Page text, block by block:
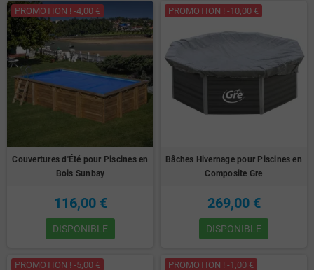
PROMOTION ! -4,00 €
Couvertures d'Été pour Piscines en
Bois Sunbay
116,00 €
DISPONIBLE
PROMOTION ! -10,00 €
Bâches Hivernage pour Piscines en
Composite Gre
269,00 €
DISPONIBLE
PROMOTION ! -5,00 € PROMOTION ! -1,00 €